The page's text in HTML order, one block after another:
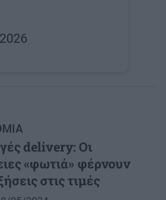
delivery: Οι
«φωτιά» φέρνουν
στις τιμές